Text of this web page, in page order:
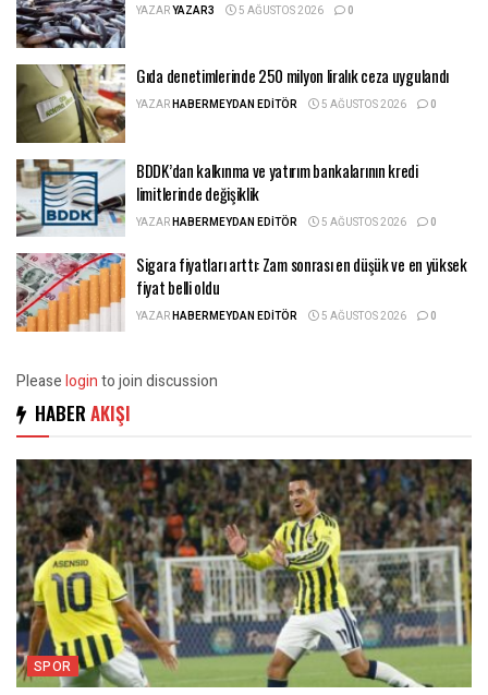
YAZARYAZAR3 5 AĞUSTOS 2026 0
Gıda denetimlerinde 250 milyon liralık ceza uygulandı
YAZARHABERMEYDAN EDITÖR 5 AĞUSTOS 2026 0
BDDK’dan kalkınma ve yatırım bankalarının kredi
limitlerinde değişiklik
YAZARHABERMEYDAN EDITÖR 5 AĞUSTOS 2026 0
Sigara fiyatları arttı: Zam sonrası en düşük ve en yüksek
fiyat belli oldu
YAZARHABERMEYDAN EDITÖR 5 AĞUSTOS 2026 0
Pleaseloginto join discussion
HABER AKIŞI
SPOR